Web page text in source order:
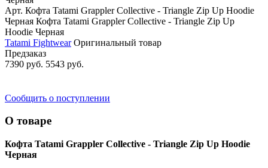
Арт. Кофта Tatami Grappler Collective - Triangle Zip Up Hoodie
Черная Кофта Tatami Grappler Collective - Triangle Zip Up
Hoodie Черная
Tatami Fightwear Оригинальный товар
Предзаказ
7390 руб. 5543 руб.
Сообщить о поступлении
О товаре
Кофта Tatami Grappler Collective - Triangle Zip Up Hoodie
Черная